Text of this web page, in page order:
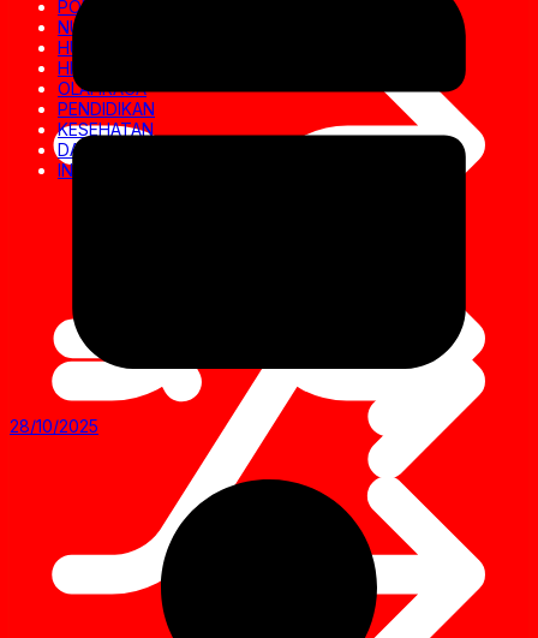
POLITIK
NUSANTARA
HUKRIM
HIBURAN
OLAHRAGA
PENDIDIKAN
KESEHATAN
DAERAH
INVESTIGASI
28/10/2025